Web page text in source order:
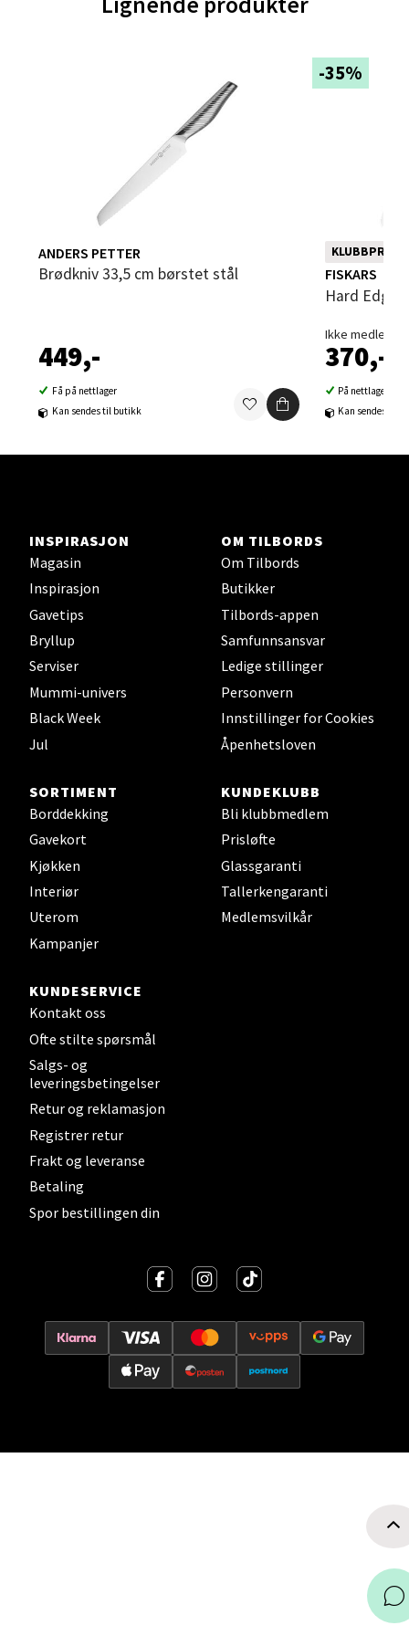
ANDERS PETTER
Brødkniv 33,5 cm børstet stål
449,-
Få på nettlager
Kan sendes til butikk
-35%
KLUBBPRIS
FISKARS
Hard Edge
Ikke medlem
370,-
På nettlager
Kan sendes til
INSPIRASJON
Magasin
Inspirasjon
Gavetips
Bryllup
Serviser
Mummi-univers
Black Week
Jul
OM TILBORDS
Om Tilbords
Butikker
Tilbords-appen
Samfunnsansvar
Ledige stillinger
Personvern
Innstillinger for Cookies
Åpenhetsloven
SORTIMENT
Borddekking
Gavekort
Kjøkken
Interiør
Uterom
Kampanjer
KUNDEKLUBB
Bli klubbmedlem
Prisløfte
Glassgaranti
Tallerkengaranti
Medlemsvilkår
KUNDESERVICE
Kontakt oss
Ofte stilte spørsmål
Salgs- og
leveringsbetingelser
Retur og reklamasjon
Registrer retur
Frakt og leveranse
Betaling
Spor bestillingen din
Trondheim - Sirkus Shopping
Falkenborgveien 5, 7044 Trondheim
Åpent i dag 09-20
Velg
Ski - Thon Senter Ski
0 i butikk
Sortland - Sortland Storsenter
Steinkjer - Thon Senter Steinkjer
Åpent i dag 10-18
0 i butikk
Leirvik - Stord
Torgbakken 2, 5401 Stord
Åpent i dag 10-15
Oslo - Thon Senter Storo
Åpent i dag 10-19